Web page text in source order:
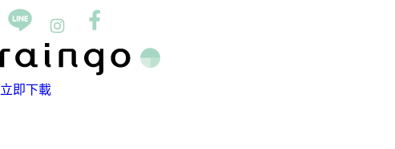
立即下載